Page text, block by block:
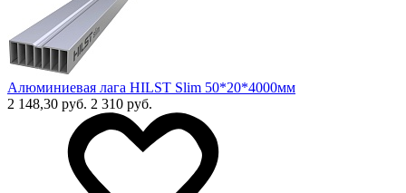
Алюминиевая лага HILST Slim 50*20*4000мм
2 148,30 руб. 2 310 руб.